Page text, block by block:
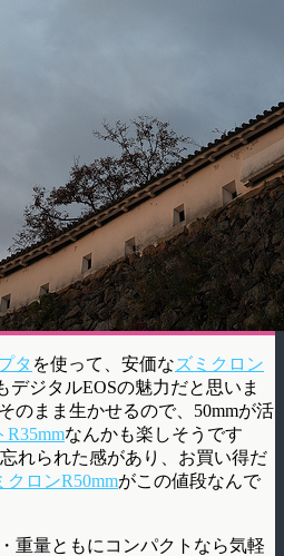
タ を使って、安価なズミクロン
デジタルEOSの魅力だと思いま
のまま生かせるので、50mmが活
R35mmなんかも楽しそうです
れられた感があり、お買い得だ
クロンR50mmがこの値段なんで
重量ともにコンパクトなら気軽